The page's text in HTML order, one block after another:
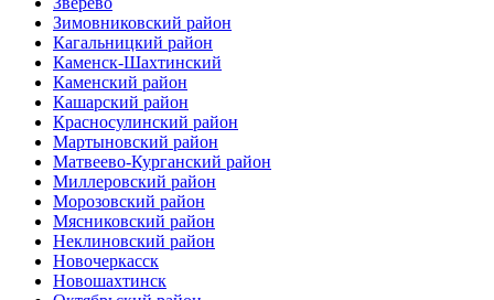
Зимовниковский район
Кагальницкий район
Каменск-Шахтинский
Каменский район
Кашарский район
Красносулинский район
Мартыновский район
Матвеево-Курганский район
Миллеровский район
Морозовский район
Мясниковский район
Неклиновский район
Новочеркасск
Новошахтинск